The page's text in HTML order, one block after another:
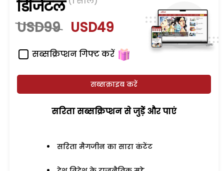
डिजिटल
USD99 USD49
सब्सक्रिप्शन गिफ्ट करें
सब्सक्राइब करें
सरिता सब्सक्रिप्शन से जुड़ेें और पाएं
सरिता मैगजीन का सारा कंटेंट